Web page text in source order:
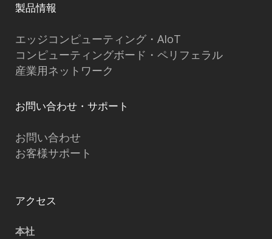
製品情報
エッジコンピューティング・AIoT
コンピューティングボード・ペリフェラル
産業用ネットワーク
お問い合わせ・サポート
お問い合わせ
お客様サポート
アクセス
本社